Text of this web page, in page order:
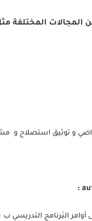
المجالات المختلفة
و توثيق استصلاح و
أوامر البَرنامج